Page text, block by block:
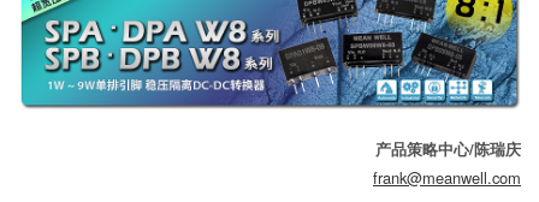
产品策略中心/陈瑞庆
frank@meanwell.com